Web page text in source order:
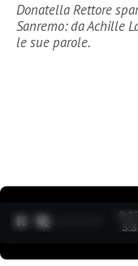
Donatella Rettore
Sanremo: da Achille
le sue parole.